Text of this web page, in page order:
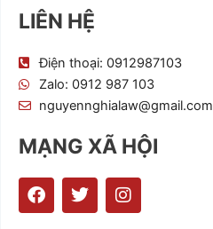
LIÊN HỆ
Điện thoại: 0912987103
Zalo: 0912 987 103
nguyennghialaw@gmail.com
MẠNG XÃ HỘI
F
a
T
w
I
n